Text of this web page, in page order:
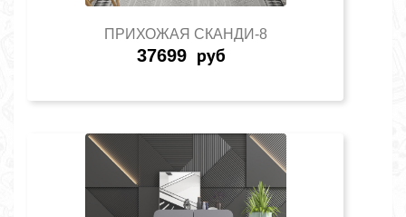
ПРИХОЖАЯ СКАНДИ-8
37699 руб